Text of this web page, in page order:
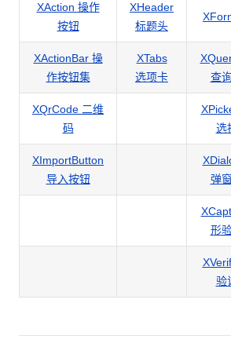
XAction 操作
按钮
XHeader
标题头
XActionBar 操
作按钮集
XTabs
选项卡
查
XQrCode 二维
码
选
XImportButton
导入按钮
弹
形
验